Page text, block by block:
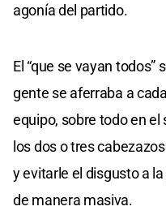
agonía del partido.
El “que se vayan todos”
gente se aferraba a
equipo, sobre todo en
los dos o tres
y evitarle el disgusto a
de manera masiva.